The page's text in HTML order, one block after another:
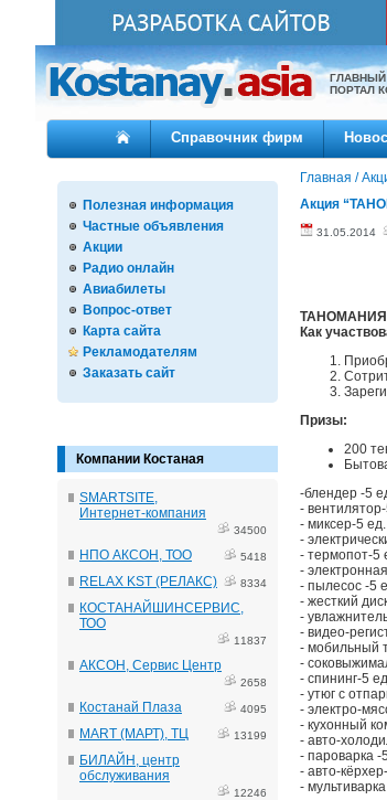
ПОРТАЛ
Справочник фирм
Полезная информация
Частные объявления
Акции
Радио онлайн
Авиабилеты
Вопрос-ответ
Карта сайта
Рекламодателям
Заказать сайт
Компании Костаная
SMARTSITE,
Интернет-компания
34500
НПО АКСОН, ТОО 5418
RELAX KST (РЕЛАКС) 8334
КОСТАНАЙШИНСЕРВИС,
ТОО
11837
АКСОН, Сервис Центр
2658
Костанай Плаза 4095
MART (МАРТ), ТЦ 13199
БИЛАЙН, центр
обслуживания
12246
Главная /
Акция
31.05.2014
ТАНОМАНИЯ
Как
Призы:
200
-блендер -5
-
- миксер-5 ед.
-
- термопот-5
-
- пылесос -5
- жесткий
-
- видео-
- мобильный
-
- спининг-5
- утюг с
- электро-
- кухонный
- авто-
- пароварка -
- авто-
-